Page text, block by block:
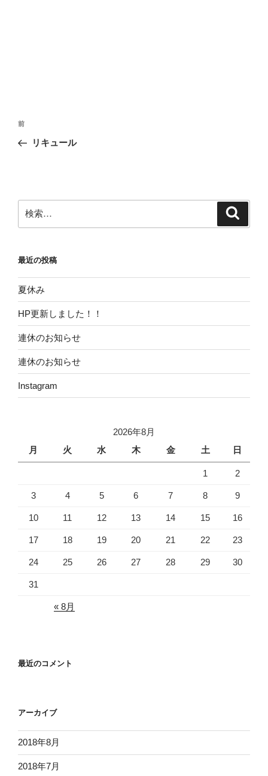
投
ナ
ー
シ
前
の
前
リキュール
索:
最近の投稿
夏休み
HP更新しました！！
連休のお知らせ
連休のお知らせ
Instagram
2026年8月
月
火 水 木 金 土 日
1 2
3 4 5 6 7 8 9
10 11 12 13 14 15 16
17 18 19 20 21 22 23
24 25 26 27 28 29 30
31
« 8月
最近のコメント
アーカイブ
2018年8月
2018年7月